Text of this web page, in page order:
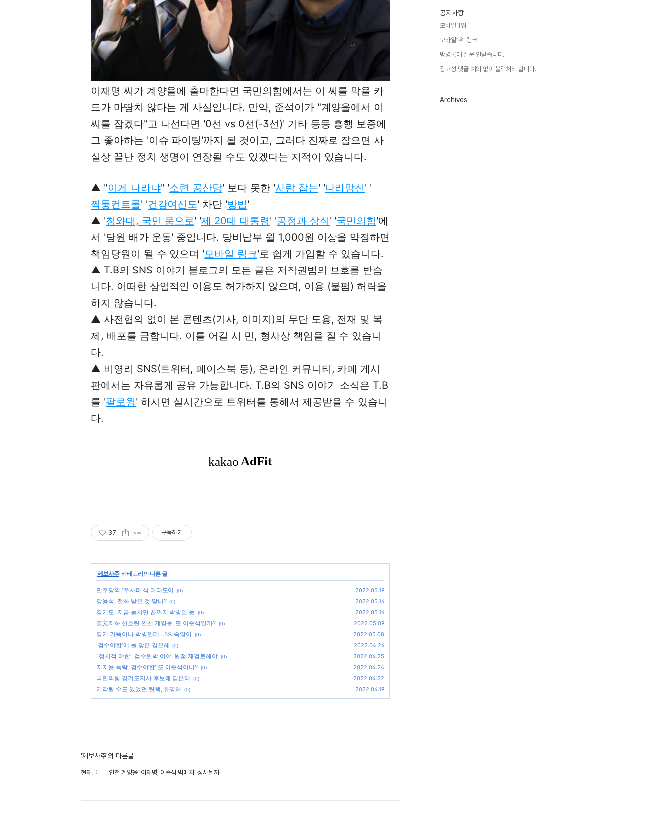
이재명 씨가 계양을에 출마한다면 국민의힘에서는 이 씨를 막을 카
드가 마땅치 않다는 게 사실입니다. 만약, 준석이가 "계양을에서 이
씨를 잡겠다"고 나선다면 '0선 vs 0선(-3선)' 기타 등등 흥행 보증에
그 좋아하는 '이슈 파이팅'까지 될 것이고, 그러다 진짜로 잡으면 사
실상 끝난 정치 생명이 연장될 수도 있겠다는 지적이 있습니다.
▲ "이게 나라냐" '소련 공산당' 보다 못한 '사람 잡는' '나라망신' '
짝퉁컨트롤' '건강여신도' 차단 '방법'
▲ '청와대, 국민 품으로' '제 20대 대통령' '공정과 상식' '국민의힘'에
서 '당원 배가 운동' 중입니다. 당비납부 월 1,000원 이상을 약정하면
책임당원이 될 수 있으며 '모바일 링크'로 쉽게 가입할 수 있습니다.
▲ T.B의 SNS 이야기 블로그의 모든 글은 저작권법의 보호를 받습
니다. 어떠한 상업적인 이용도 허가하지 않으며, 이용 (불펌) 허락을
하지 않습니다.
▲ 사전협의 없이 본 콘텐츠(기사, 이미지)의 무단 도용, 전재 및 복
제, 배포를 금합니다. 이를 어길 시 민, 형사상 책임을 질 수 있습니
다.
▲ 비영리 SNS(트위터, 페이스북 등), 온라인 커뮤니티, 카페 게시
판에서는 자유롭게 공유 가능합니다. T.B의 SNS 이야기 소식은 T.B
를 '팔로윙' 하시면 실시간으로 트위터를 통해서 제공받을 수 있습니
다.
37 구독하기
'제보사주' 카테고리의 다른 글
민주당의 '주사파'식 마타도어 (0) 2022.05.19
강용석, 전화 받은 것 맞나? (0) 2022.05.16
경기도, 지금 놓치면 끝까지 박빙일 듯 (0) 2022.05.16
멸文지화 신호탄 인천 계양을, 또 이준석일까? (0) 2022.05.09
경기 가뜩이나 박빙인데…5% 속앓이 (0) 2022.05.08
'검수야합'에 돌 맞은 김은혜 (0) 2022.04.26
“정치적 야합” 검수완박 여야, 원점 재검토해야 (0) 2022.04.25
지지율 폭락 '검수야합' 또 이준석이냐? (0) 2022.04.24
국민의힘 경기도지사 후보에 김은혜 (0) 2022.04.22
기각될 수도 있었던 탄핵, 유영하 (0) 2022.04.19
'제보사주'의 다른글
현재글 인천 계양을 '이재명, 이준석 빅매치' 성사될까
공지사항
모바일 1위
모바일1위 랭크
방명록에 질문 안받습니다.
광고성 댓글 예외 없이 블럭처리 합니다.
Archives